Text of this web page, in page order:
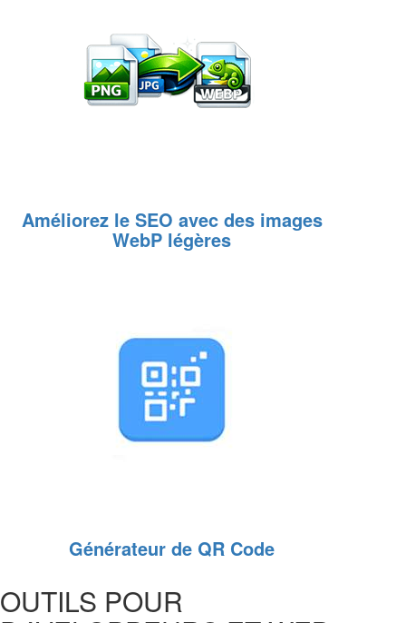
Améliorez le SEO avec des images
WebP légères
Générateur de QR Code
OUTILS POUR